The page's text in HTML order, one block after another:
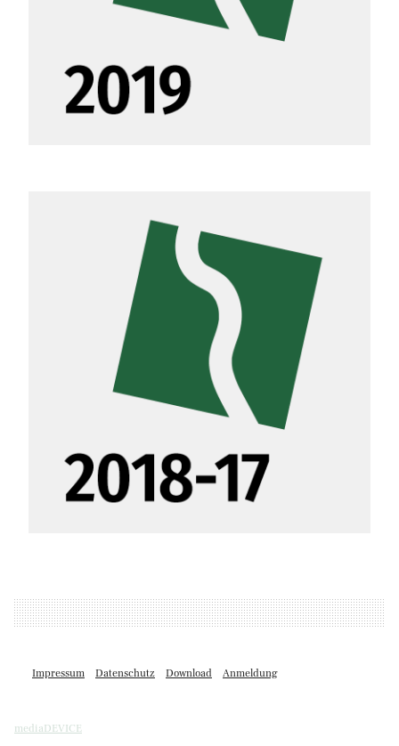
Impressum Datenschutz Download Anmeldung
mediaDEVICE